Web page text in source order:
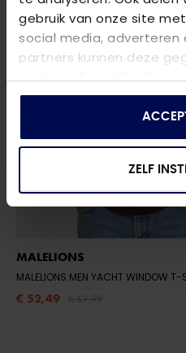
gebruik van onze site
social media, adverteren
partners kunnen deze
andere informatie die u
die ze hebben
ZELF
MALELIONS
MALELIONS MEN YACHT WINDOW T-
€ 52,49